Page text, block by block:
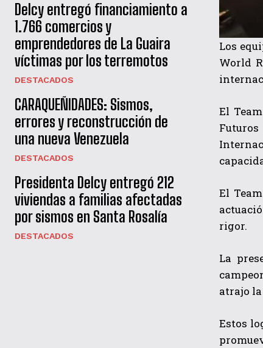
Delcy entregó financiamiento a
1.766 comercios y
emprendedores de La Guaira
víctimas por los terremotos
DESTACADOS
CARAQUEÑIDADES: Sismos,
errores y reconstrucción de
una nueva Venezuela
DESTACADOS
Presidenta Delcy entregó 212
viviendas a familias afectadas
por sismos en Santa Rosalía
DESTACADOS
Los
World
El
El
rigor.
La
atrajo
Estos